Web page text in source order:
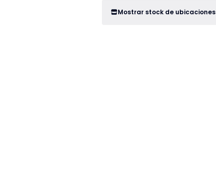
Mostrar stock de ubicaciones